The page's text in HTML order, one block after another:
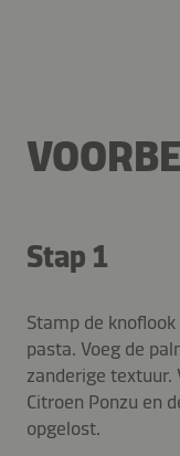
Stap 1
Stamp de
pasta. Voeg de
zanderige textuur.
Citroen Ponzu en
opgelost.